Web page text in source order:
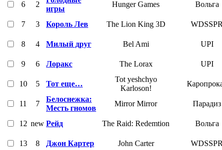
6 2
игры
Hunger Games Вольга
7 3 Король Лев The Lion King 3D
8 4 Милый друг Bel Ami UPI
9 6 Лоракс The Lorax UPI
10 5 Тот еще…
Tot yeshchyo
Karloson!
11 7
Белоснежка:
Месть гномов
Mirror Mirror Парадиз
12 new Рейд The Raid: Redemtion Вольга
13 8 Джон Картер John Carter